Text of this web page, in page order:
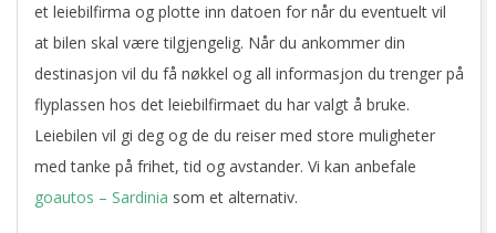
et leiebilfirma og plotte inn datoen for når du eventuelt vil
at bilen skal være tilgjengelig. Når du ankommer din
destinasjon vil du få nøkkel og all informasjon du trenger på
flyplassen hos det leiebilfirmaet du har valgt å bruke.
Leiebilen vil gi deg og de du reiser med store muligheter
med tanke på frihet, tid og avstander. Vi kan anbefale
goautos – Sardinia som et alternativ.